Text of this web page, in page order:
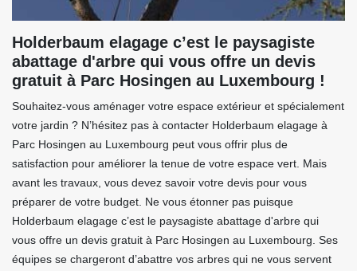
Holderbaum elagage c’est le paysagiste
abattage d'arbre qui vous offre un devis
gratuit à Parc Hosingen au Luxembourg !
Souhaitez-vous aménager votre espace extérieur et spécialement
votre jardin ? N’hésitez pas à contacter Holderbaum elagage à
Parc Hosingen au Luxembourg peut vous offrir plus de
satisfaction pour améliorer la tenue de votre espace vert. Mais
avant les travaux, vous devez savoir votre devis pour vous
préparer de votre budget. Ne vous étonner pas puisque
Holderbaum elagage c’est le paysagiste abattage d'arbre qui
vous offre un devis gratuit à Parc Hosingen au Luxembourg. Ses
équipes se chargeront d’abattre vos arbres qui ne vous servent